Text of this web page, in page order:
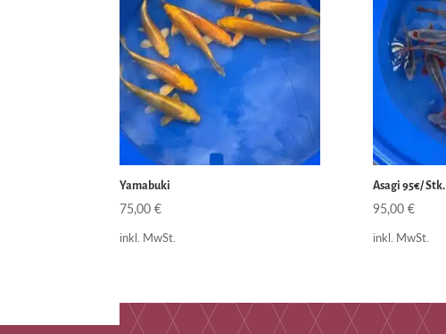
Yamabuki
75,00€
inkl. MwSt.
Asagi 95€/ Stk.
95,00 €
inkl. MwSt.